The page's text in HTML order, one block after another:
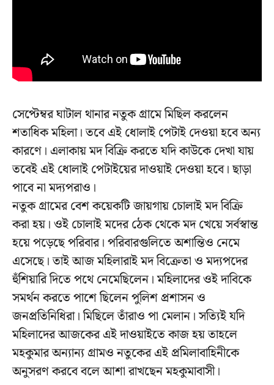
সেপ্টেম্বর ঘাটাল থানার নতুক গ্রামে মিছিল করলেন
শতাধিক মহিলা। তবে এই ধোলাই পেটাই দেওয়া হবে অন্য
কারণে। এলাকায় মদ বিক্রি করতে যদি কাউকে দেখা যায়
তবেই এই ধোলাই পেটাইয়ের দাওয়াই দেওয়া হবে। ছাড়া
পাবে না মদ্যপরাও।
নতুক গ্রামের বেশ কয়েকটি জায়গায় চোলাই মদ বিক্রি
করা হয়। ওই চোলাই মদের ঠেক থেকে মদ খেয়ে সর্বস্বান্ত
হয়ে পড়েছে পরিবার। পরিবারগুলিতে অশান্তিও নেমে
এসেছে। তাই আজ মহিলারাই মদ বিক্রেতা ও মদ্যপদের
হুঁশিয়ারি দিতে পথে নেমেছিলেন। মহিলাদের ওই দাবিকে
সমর্থন করতে পাশে ছিলেন পুলিশ প্রশাসন ও
জনপ্রতিনিধিরা। মিছিলে তাঁরাও পা মেলান। সত্যিই যদি
মহিলাদের আজকের এই দাওয়াইতে কাজ হয় তাহলে
মহকুমার অন্যান্য গ্রামও নতুকের এই প্রমিলাবাহিনীকে
অনুসরণ করবে বলে আশা রাখছেন মহকুমাবাসী।